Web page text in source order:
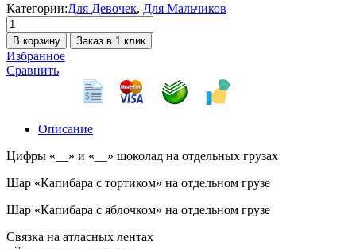
Категории:Для Девочек, Для Мальчиков
Количество
товара
Набор
№386
В корзину Заказ в 1 клик
Избранное
Сравнить
Описание
Цифры «__» и «__» шоколад на отдельных грузах
Шар «Капибара с тортиком» на отдельном грузе
Шар «Капибара с яблочком» на отдельном грузе
Связка на атласных лентах